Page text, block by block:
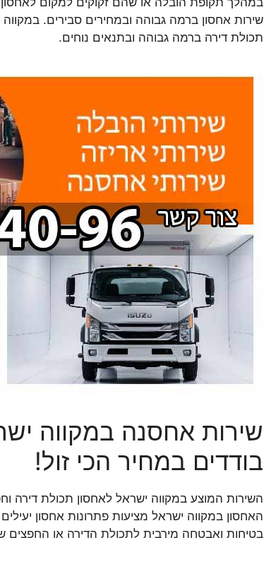
שירות אחסון ברמה גבוהה ובמחירים סבירים.
תכולת דירה ברמה גבוהה ובתנאים נוחים.
שירות אחסנה במקווה
בודדים במחיר הכי זול!
השירות המוצע במקווה ישראל לאחסון תכולת דירה
האחסון במקווה ישראל מציעות פתרונות אחסון
בטיחות ואבטחה מירבית לתכולת הדירה או החפצים